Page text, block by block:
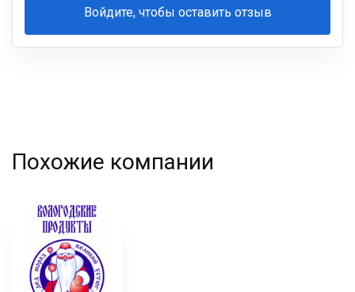
Войдите, чтобы оставить отзыв
Ваша
Похожие компании